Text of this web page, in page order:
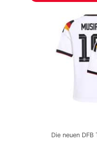
Die neuen